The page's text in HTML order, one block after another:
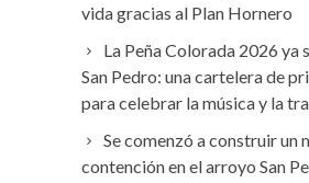
vida gracias al Plan Hornero
La Peña Colorada 2026 ya
San Pedro: una cartelera de
para celebrar la música y la
Se comenzó a construir un
contención en el arroyo San